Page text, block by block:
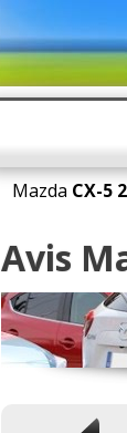
Mazda CX-5
Avis